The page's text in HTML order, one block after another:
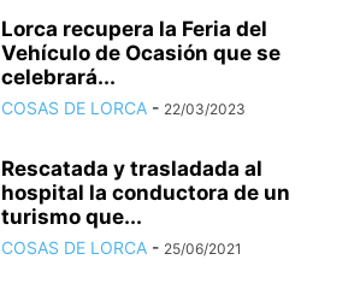
Lorca recupera la Feria del
Vehículo de Ocasión que se
celebrará...
COSAS DE LORCA - 22/03/2023
Rescatada y trasladada al
hospital la conductora de un
turismo que...
COSAS DE LORCA - 25/06/2021